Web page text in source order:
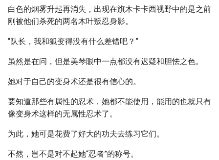
白色的烟雾升起再消失，出现在旗木卡卡西视野中的是之前
刚被他们杀死的两名木叶叛忍身影。
“队长，我和狐变得没有什么差错吧？”
虽然是在问，但是美琴眼中一点都没有迟疑和胆怯之色。
她对于自己的变身术还是很有信心的。
要知道那些有属性的忍术，她都不能使用，能用的也就只有
像变身术这样的无属性忍术了。
为此，她可是花费了好大的功夫去练习它们。
不然，岂不是对不起她“忍者”的称号。